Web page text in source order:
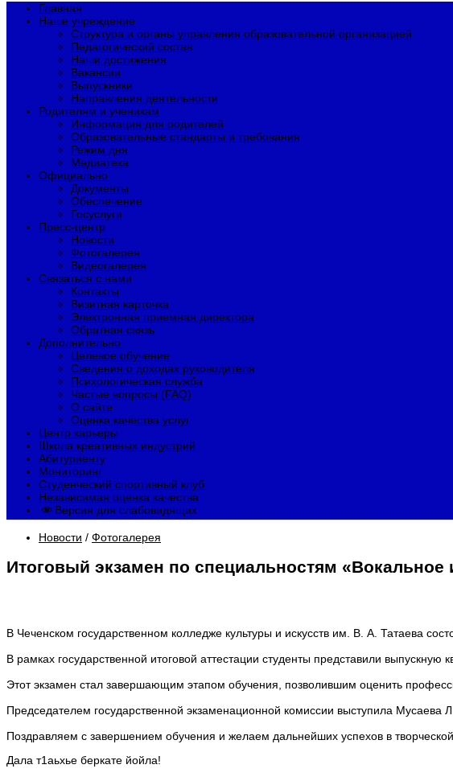
Главная
Наше учреждение
Структура и органы управления образовательной организацией
Педагогический состав
Наши достижения
Вакансии
Выпускники
Направления деятельности
Родителям и ученикам
Информация для родителей
Образовательные стандарты и требования
Режим дня
Медиатека
Официально
Документы
Обеспечение
Госуслуги
Пресс-центр
Новости
Фотогалерея
Видеогалерея
Связаться с нами
Контакты
Визитная карточка
Электронная приемная директора
Обратная связь
Дополнительно
Целевое обучение
Сведения о доходах руководителя
Психологическая служба
Частые вопросы (FAQ)
О сайте
Оценка качества услуг
Центр карьеры
Школа креативных индустрий
Абитуриенту
Мониторинг
Студенческий спортивный клуб
Независимая оценка качества
Версия для слабовидящих
Новости / Фотогалерея
Итоговый экзамен по специальностям
В Чеченском государственном колледже культуры и искусств им. В. А. Татаева
В рамках государственной итоговой аттестации студенты представили
Этот экзамен стал завершающим этапом обучения, позволившим оценить
Председателем государственной экзаменационной комиссии выступила Мусаева
Поздравляем с завершением обучения и желаем дальнейших успехов в
Дала т1аьхье беркате йойла!